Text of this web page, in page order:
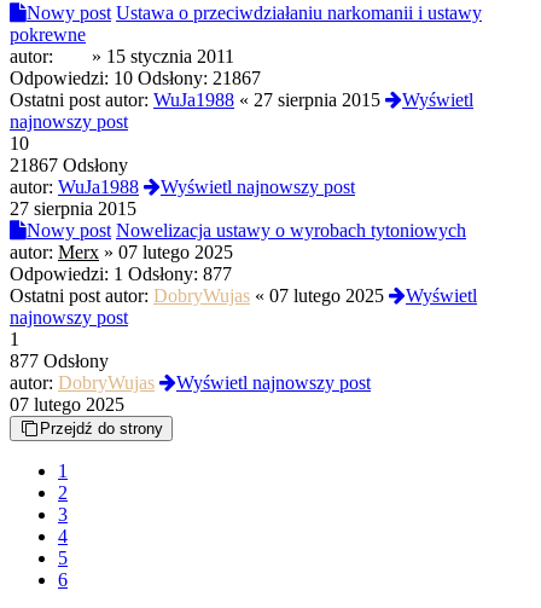
Nowy post Ustawa o przeciwdziałaniu narkomanii i ustawy
pokrewne
autor:
» 15 stycznia 2011
Odpowiedzi: 10 Odsłony: 21867
Ostatni post autor: WuJa1988 « 27 sierpnia 2015
Wyświetl
najnowszy post
10
21867 Odsłony
autor: WuJa1988
Wyświetl najnowszy post
27 sierpnia 2015
Nowy post Nowelizacja ustawy o wyrobach tytoniowych
autor: Merx » 07 lutego 2025
Odpowiedzi: 1 Odsłony: 877
Ostatni post autor: DobryWujas « 07 lutego 2025
Wyświetl
najnowszy post
1
877 Odsłony
autor: DobryWujas
Wyświetl najnowszy post
07 lutego 2025
Przejdź do strony
1
2
3
4
5
6